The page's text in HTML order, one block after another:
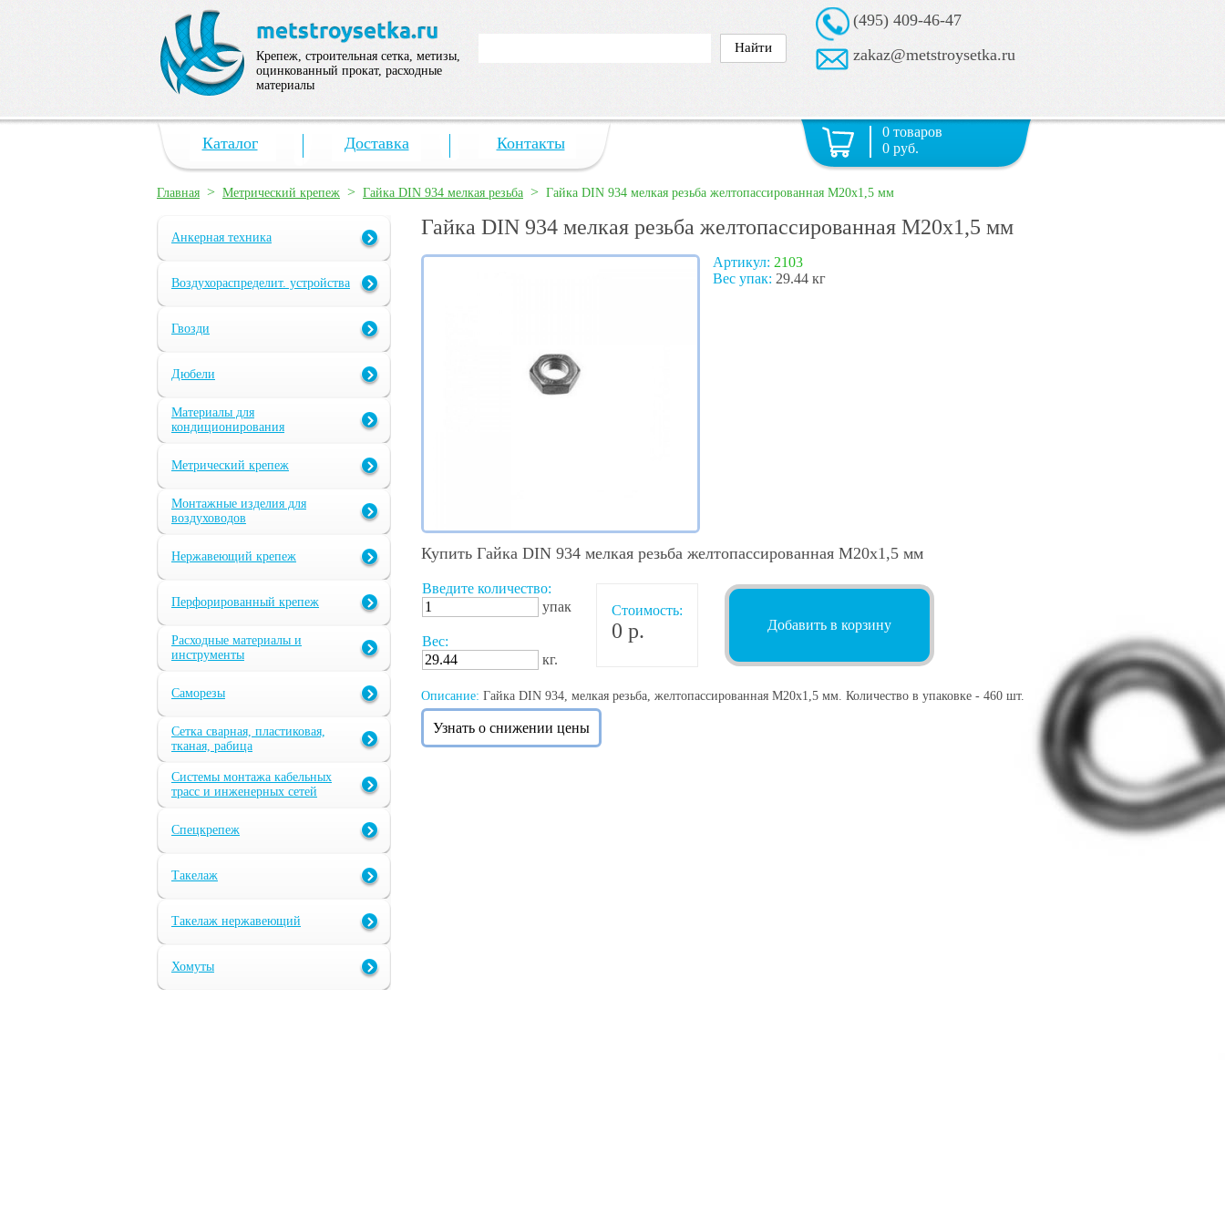
Крепеж, строительная сетка, метизы,
оцинкованный прокат, расходные
материалы
(495) 409-46-47
zakaz@metstroysetka.ru
Каталог Доставка Контакты
0 товаров
0 руб.
Главная > Метрический крепеж > Гайка DIN 934 мелкая резьба > Гайка DIN 934 мелкая резьба желтопассированная М20х1,5 мм
Анкерная техника
Воздухораспределит. устройства
Гвозди
Дюбели
Материалы для
кондиционирования
Метрический крепеж
Монтажные изделия для
воздуховодов
Нержавеющий крепеж
Перфорированный крепеж
Расходные материалы и
инструменты
Саморезы
Сетка сварная, пластиковая,
тканая, рабица
Системы монтажа кабельных
трасс и инженерных сетей
Спецкрепеж
Такелаж
Такелаж нержавеющий
Хомуты
Гайка DIN 934 мелкая резьба желтопассированная М20х1,5 мм
Артикул: 2103
Вес упак: 29.44 кг
Купить Гайка DIN 934 мелкая резьба желтопассированная М20х1,5 мм
Введите количество:
упак
Вес:
кг.
Стоимость:
0 р. Добавить в корзину
Описание: Гайка DIN 934, мелкая резьба, желтопассированная М20х1,5 мм. Количество в упаковке - 460 шт.
Узнать о снижении цены